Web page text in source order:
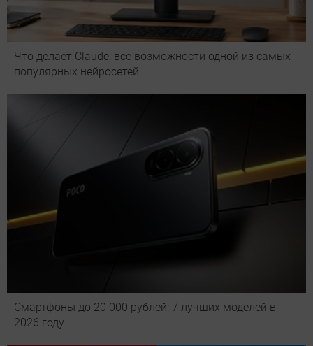
Что делает Сlaude: все возможности одной из самых
популярных нейросетей
Смартфоны до 20 000 рублей: 7 лучших моделей в
2026 году